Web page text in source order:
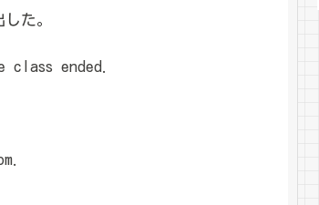
た。
ended.